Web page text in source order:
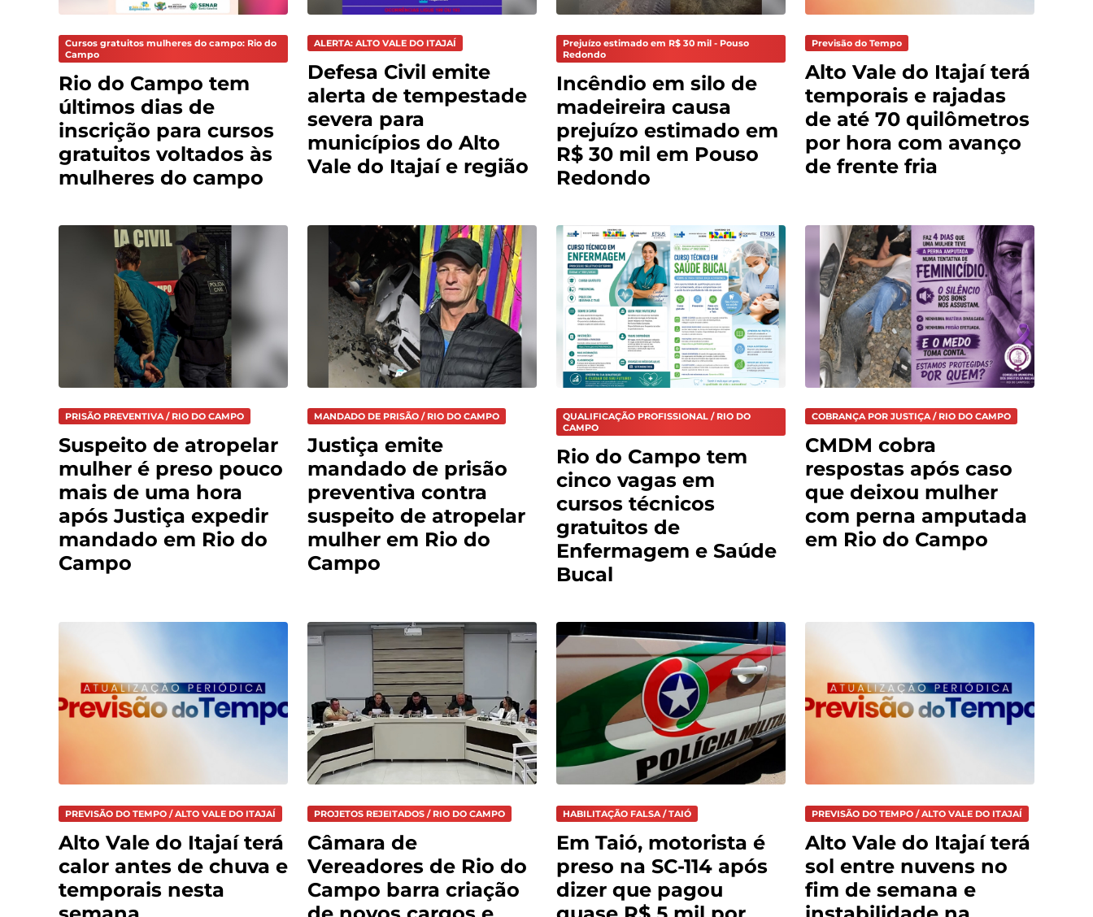
Cursos gratuitos mulheres do campo: Rio do
Campo
Rio do Campo tem
últimos dias de
inscrição para cursos
gratuitos voltados às
mulheres do campo
ALERTA: ALTO VALE DO ITAJAÍ
Defesa Civil emite
alerta de tempestade
severa para
municípios do Alto
Vale do Itajaí e região
Prejuízo estimado em R$ 30 mil - Pouso
Redondo
Incêndio em silo de
madeireira causa
prejuízo estimado em
R$ 30 mil em Pouso
Redondo
Previsão do Tempo
Alto Vale do Itajaí terá
temporais e rajadas
de até 70 quilômetros
por hora com avanço
de frente fria
PRISÃO PREVENTIVA / RIO DO CAMPO
Suspeito de atropelar
mulher é preso pouco
mais de uma hora
após Justiça expedir
mandado em Rio do
Campo
MANDADO DE PRISÃO / RIO DO CAMPO
Justiça emite
mandado de prisão
preventiva contra
suspeito de atropelar
mulher em Rio do
Campo
QUALIFICAÇÃO PROFISSIONAL / RIO DO
CAMPO
Rio do Campo tem
cinco vagas em
cursos técnicos
gratuitos de
Enfermagem e Saúde
Bucal
COBRANÇA POR JUSTIÇA / RIO DO CAMPO
CMDM cobra
respostas após caso
que deixou mulher
com perna amputada
em Rio do Campo
PREVISÃO DO TEMPO / ALTO VALE DO ITAJAÍ
Alto Vale do Itajaí terá
calor antes de chuva e
temporais nesta
PROJETOS REJEITADOS / RIO DO CAMPO
Câmara de
Vereadores de Rio do
Campo barra criação
HABILITAÇÃO FALSA / TAIÓ
Em Taió, motorista é
preso na SC-114 após
dizer que pagou
PREVISÃO DO TEMPO / ALTO VALE DO ITAJAÍ
Alto Vale do Itajaí terá
sol entre nuvens no
fim de semana e